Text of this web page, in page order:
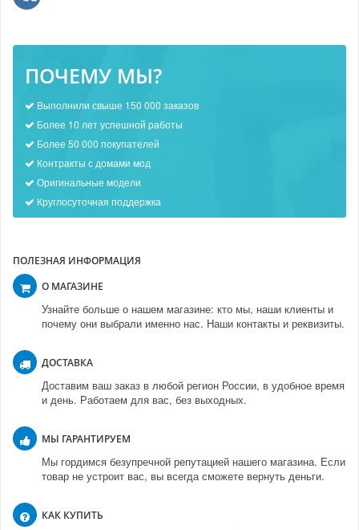
ПОЧЕМУ МЫ?
Выполнили свыше 150 000 заказов
Более 10 лет успешной работы
Более 50 000 покупателей
Контракты с домами мод
Оригинальные модели
Круглосуточная поддержка
ПОЛЕЗНАЯ ИНФОРМАЦИЯ
О МАГАЗИНЕ
Узнайте больше о нашем магазине: кто мы, наши клиенты и
почему они выбрали именно нас. Наши контакты и реквизиты.
ДОСТАВКА
Доставим ваш заказ в любой регион России, в удобное время
и день. Работаем для вас, без выходных.
МЫ ГАРАНТИРУЕМ
Мы гордимся безупречной репутацией нашего магазина. Если
товар не устроит вас, вы всегда сможете вернуть деньги.
КАК КУПИТЬ